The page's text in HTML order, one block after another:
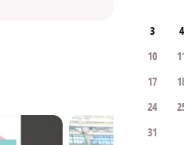
3
4
10
17
24
31